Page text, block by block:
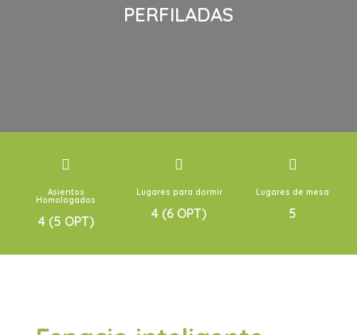
PERFILADAS

Asientos
Homologados
4 (5 OPT)

Lugares para dormir
4 (6 OPT)

Lugares de mesa
5